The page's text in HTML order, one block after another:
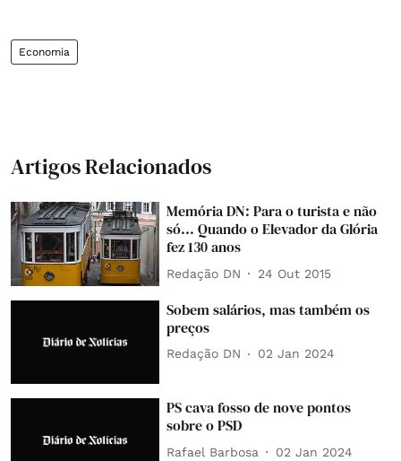
Economia
Artigos Relacionados
Memória DN: Para o turista e não
só... Quando o Elevador da Glória
fez 130 anos
Redação DN 24 Out 2015
Sobem salários, mas também os
preços
Redação DN 02 Jan 2024
PS cava fosso de nove pontos
sobre o PSD
Rafael Barbosa 02 Jan 2024